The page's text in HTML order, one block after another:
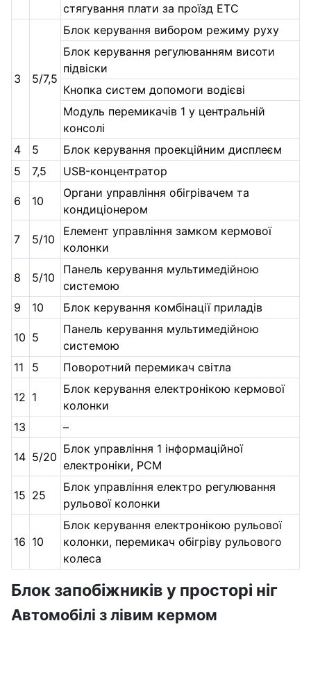
стягування плати за проїзд ETC
3 5/7,5
Блок керування вибором режиму руху
Блок керування регулюванням висоти
підвіски
Кнопка систем допомоги водієві
Модуль перемикачів 1 у центральній
консолі
4
5
Блок керування проекційним дисплеєм
5
7,5 USB-концентратор
6 10
Органи управління обігрівачем та
кондиціонером
7 5/10
Елемент управління замком кермової
колонки
8 5/10
Панель керування мультимедійною
системою
9
10 Блок керування комбінації приладів
10 5
Панель керування мультимедійною
системою
11
5 Поворотний перемикач світла
12 1
Блок керування електронікою кермової
колонки
13
–
14 5/20
Блок управління 1 інформаційної
електроніки, PCM
15 25
Блок управління електро регулювання
рульової колонки
16 10
Блок керування електронікою рульової
колонки, перемикач обігріву рульового
колеса
Блок запобіжників у просторі ніг
Автомобілі з лівим кермом